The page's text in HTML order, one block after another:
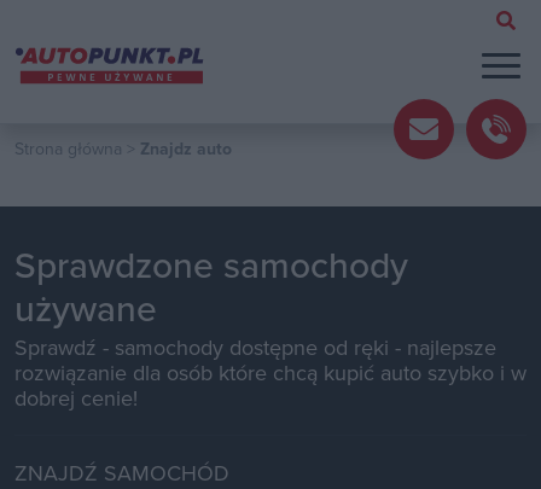
Strona główna > Znajdz auto
Sprawdzone samochody
używane
Sprawdź - samochody dostępne od ręki - najlepsze
rozwiązanie dla osób które chcą kupić auto szybko i w
dobrej cenie!
ZNAJDŹ SAMOCHÓD